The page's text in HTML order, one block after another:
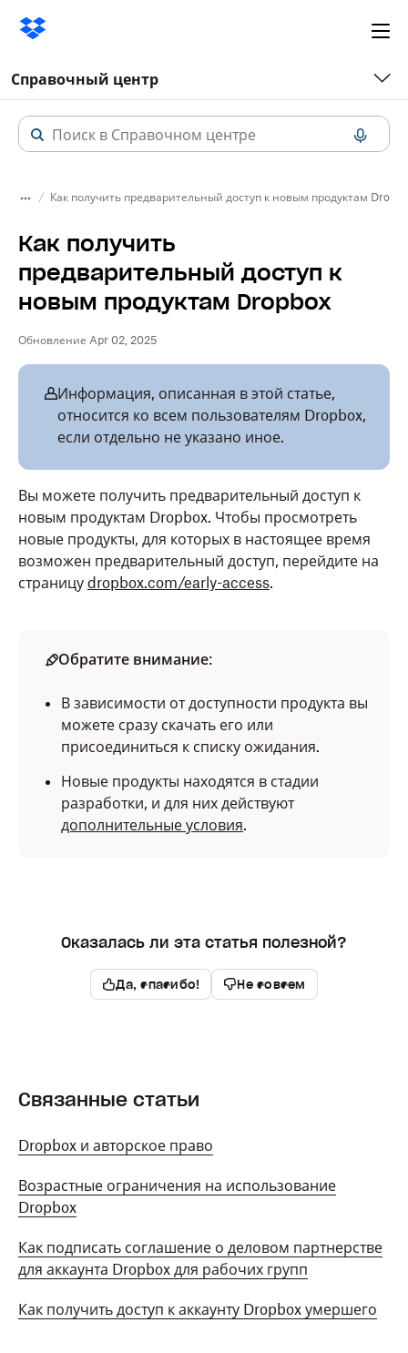
Справочный центр
Как получить предварительный доступ к новым продуктам
Как получить
предварительный доступ к
новым продуктам Dropbox
Обновление Apr 02, 2025
Информация, описанная в этой статье,
относится ко всем пользователям Dropbox,
если отдельно не указано иное.
Вы можете получить предварительный доступ к
новым продуктам Dropbox. Чтобы просмотреть
новые продукты, для которых в настоящее время
возможен предварительный доступ, перейдите на
страницу dropbox.com/early-access.
Обратите внимание:
В зависимости от доступности продукта вы
можете сразу скачать его или
присоединиться к списку ожидания.
Новые продукты находятся в стадии
разработки, и для них действуют
дополнительные условия.
Оказалась ли эта статья полезной?
Да, спасибо! Не совсем
Связанные статьи
Dropbox и авторское право
Возрастные ограничения на использование
Dropbox
Как подписать соглашение о деловом партнерстве
для аккаунта Dropbox для рабочих групп
Как получить доступ к аккаунту Dropbox умершего